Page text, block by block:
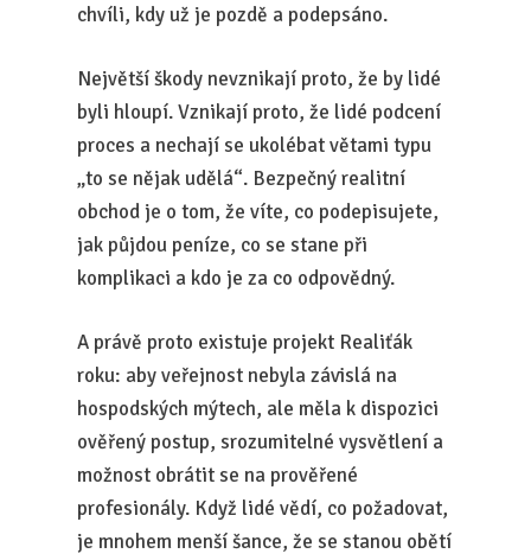
chvíli, kdy už je pozdě a podepsáno.
Největší škody nevznikají proto, že by lidé
byli hloupí. Vznikají proto, že lidé podcení
proces a nechají se ukolébat větami typu
„to se nějak udělá“. Bezpečný realitní
obchod je o tom, že víte, co podepisujete,
jak půjdou peníze, co se stane při
komplikaci a kdo je za co odpovědný.
A právě proto existuje projekt Realiťák
roku: aby veřejnost nebyla závislá na
hospodských mýtech, ale měla k dispozici
ověřený postup, srozumitelné vysvětlení a
možnost obrátit se na prověřené
profesionály. Když lidé vědí, co požadovat,
je mnohem menší šance, že se stanou obětí